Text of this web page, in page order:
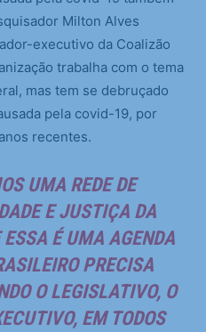
Milton Alves
executivo da Coalizão
trabalha com o tema
mas tem se debruçado
pela covid-19, por
recentes.
UMA REDE DE
E JUSTIÇA DA
É UMA AGENDA
PRECISA
O LEGISLATIVO, O
EM TODOS